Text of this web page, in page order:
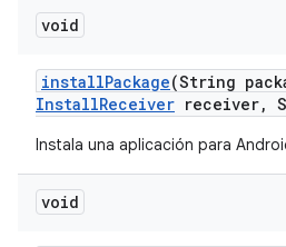
void
installPackage(String
InstallReceiver receiver,
Instala una aplicación para
void